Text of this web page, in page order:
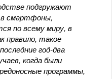
подгружают
в смартфоны,
по всему миру, в
правило, такое
год-два
когда были
программы,